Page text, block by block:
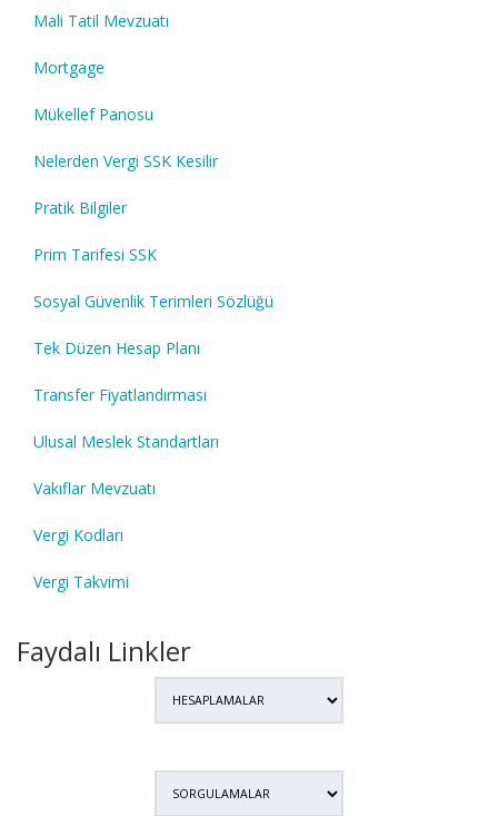
Mali Tatil Mevzuatı
Mortgage
Mükellef Panosu
Nelerden Vergi SSK Kesilir
Pratik Bilgiler
Prim Tarifesi SSK
Sosyal Güvenlik Terimleri Sözlüğü
Tek Düzen Hesap Planı
Transfer Fiyatlandırması
Ulusal Meslek Standartları
Vakıflar Mevzuatı
Vergi Kodları
Vergi Takvimi
Faydalı Linkler